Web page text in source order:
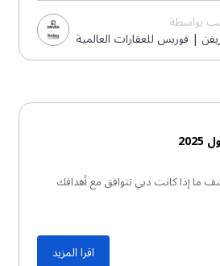
بواسطة
| فوربس للعقارات العالمية
ما إذا كانت دبي تتوافق مع أهدافك
اقرا المزيد